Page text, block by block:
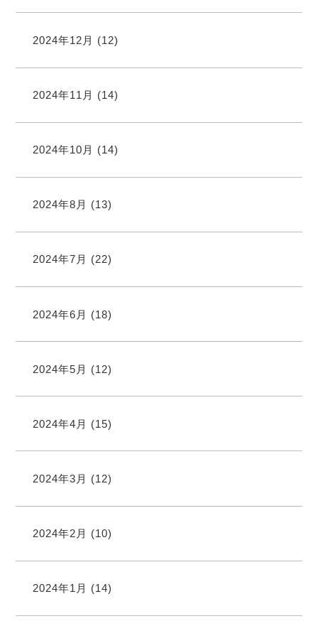
2024年12月 (12)
2024年11月 (14)
2024年10月 (14)
2024年8月 (13)
2024年7月 (22)
2024年6月 (18)
2024年5月 (12)
2024年4月 (15)
2024年3月 (12)
2024年2月 (10)
2024年1月 (14)